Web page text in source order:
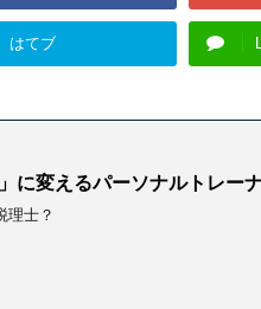
はてブ
に変えるパーソナルトレー
理士？